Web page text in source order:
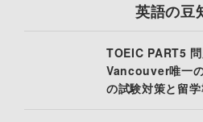
英語の豆
TOEIC PART5
Vancouver唯一
の試験対策と留